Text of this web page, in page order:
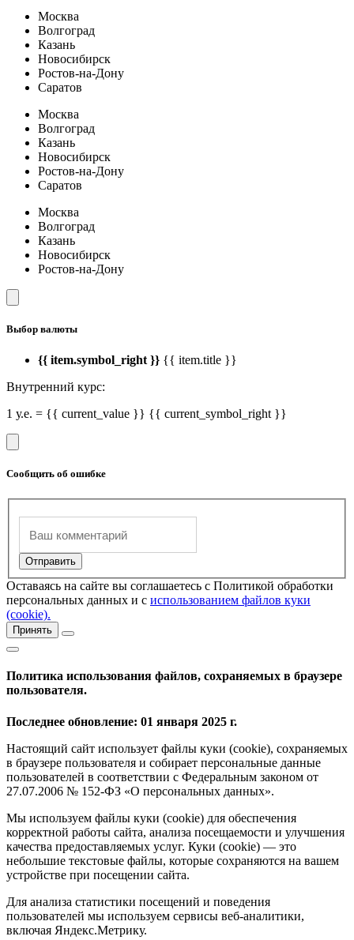
Москва
Волгоград
Казань
Новосибирск
Ростов-на-Дону
Саратов
Москва
Волгоград
Казань
Новосибирск
Ростов-на-Дону
Саратов
Москва
Волгоград
Казань
Новосибирск
Ростов-на-Дону
Выбор валюты
{{ item.symbol_right }} {{ item.title }}
Внутренний курс:
1 у.е. = {{ current_value }} {{ current_symbol_right }}
Сообщить об ошибке
Оставаясь на сайте вы соглашаетесь с Политикой обработки
персональных данных и с использованием файлов куки
(cookie).
Принять
Политика использования файлов, сохраняемых в браузере
пользователя.
Последнее обновление: 01 января 2025 г.
Настоящий сайт использует файлы куки (cookie), сохраняемых
в браузере пользователя и собирает персональные данные
пользователей в соответствии с Федеральным законом от
27.07.2006 № 152-ФЗ «О персональных данных».
Мы используем файлы куки (cookie) для обеспечения
корректной работы сайта, анализа посещаемости и улучшения
качества предоставляемых услуг. Куки (cookie) — это
небольшие текстовые файлы, которые сохраняются на вашем
устройстве при посещении сайта.
Для анализа статистики посещений и поведения
пользователей мы используем сервисы веб-аналитики,
включая Яндекс.Метрику.